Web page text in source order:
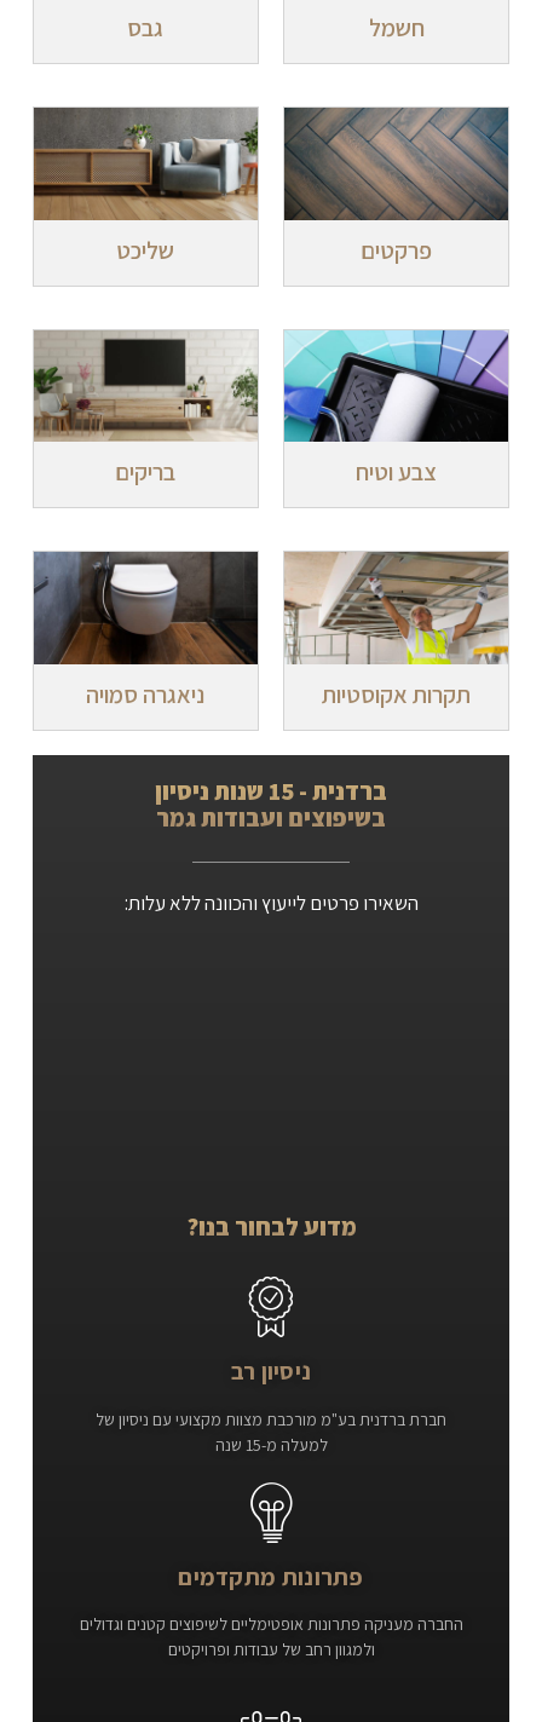
חשמל גבס
פרקטים שליכט
צבע וטיח בריקים
תקרות אקוסטיות ניאגרה סמויה
ברדנית - 15 שנות ניסיון
בשיפוצים ועבודות גמר
השאירו פרטים לייעוץ והכוונה ללא עלות:
מדוע לבחור בנו?
ניסיון רב
חברת ברדנית בע"מ מורכבת מצוות מקצועי עם ניסיון של
למעלה מ-15 שנה
פתרונות מתקדמים
החברה מעניקה פתרונות אופטימליים לשיפוצים קטנים וגדולים
ולמגוון רחב של עבודות ופרויקטים